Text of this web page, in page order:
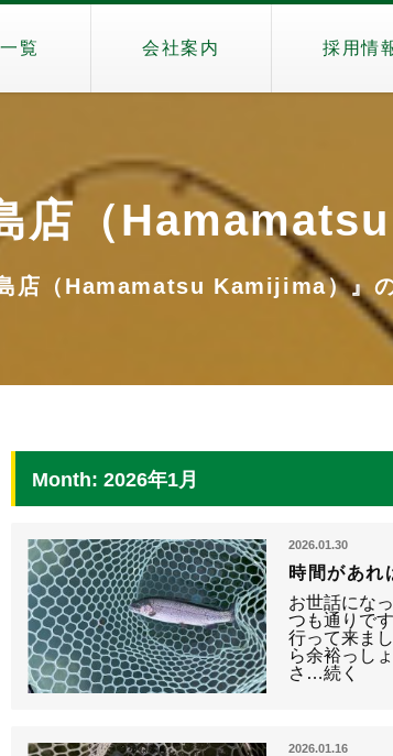
覧 会社案内 採用情
店（
島店（Hamamatsu Kamijima）』
Month: 2026年1月
2026.01.30
時間があれ
お世話にな
つも通りで
行って来ま
ら余裕っし
さ…続く
2026.01.16